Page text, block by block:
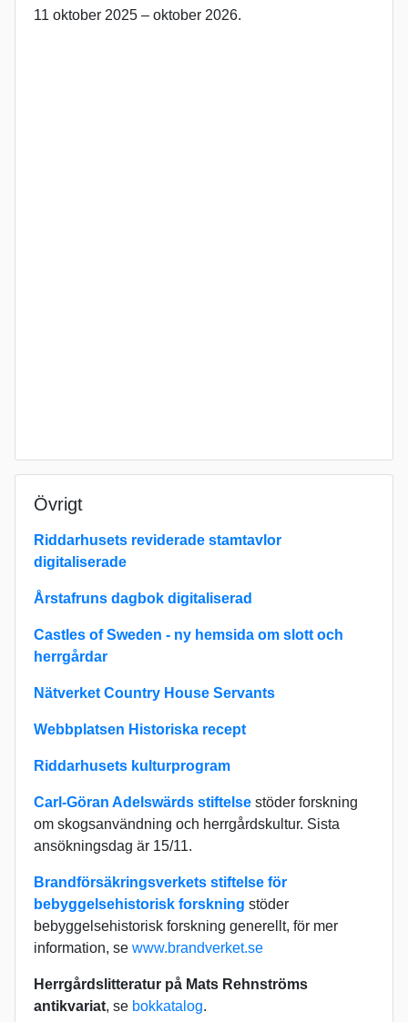
11 oktober 2025 – oktober 2026.
Övrigt
Riddarhusets reviderade stamtavlor
digitaliserade
Årstafruns dagbok digitaliserad
Castles of Sweden - ny hemsida om slott och
herrgårdar
Nätverket Country House Servants
Webbplatsen Historiska recept
Riddarhusets kulturprogram
Carl-Göran Adelswärds stiftelse stöder forskning
om skogsanvändning och herrgårdskultur. Sista
ansökningsdag är 15/11.
Brandförsäkringsverkets stiftelse för
bebyggelsehistorisk forskning stöder
bebyggelsehistorisk forskning generellt, för mer
information, se www.brandverket.se
Herrgårdslitteratur på Mats Rehnströms
antikvariat, se bokkatalog.